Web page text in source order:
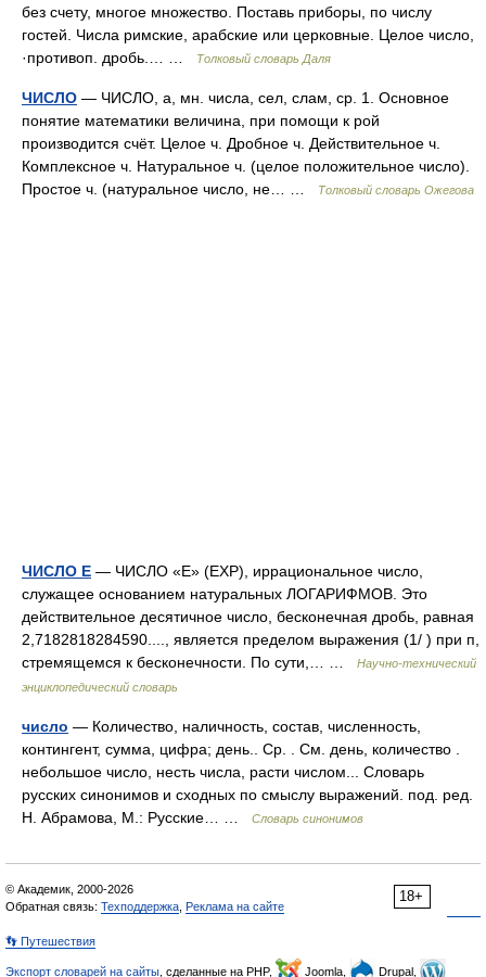
без счету, многое множество. Поставь приборы, по числу
гостей. Числа римские, арабские или церковные. Целое число,
·противоп. дробь.… …
Толковый словарь Даля
ЧИСЛО — ЧИСЛО, а, мн. числа, сел, слам, ср. 1. Основное
понятие математики величина, при помощи к рой
производится счёт. Целое ч. Дробное ч. Действительное ч.
Комплексное ч. Натуральное ч. (целое положительное число).
Простое ч. (натуральное число, не… …
Толковый словарь Ожегова
ЧИСЛО Е — ЧИСЛО «Е» (ЕХР), иррациональное число,
служащее основанием натуральных ЛОГАРИФМОВ. Это
действительное десятичное число, бесконечная дробь, равная
2,7182818284590...., является пределом выражения (1/ ) при п,
стремящемся к бесконечности. По сути,… …
Научно-технический
энциклопедический словарь
число — Количество, наличность, состав, численность,
контингент, сумма, цифра; день.. Ср. . См. день, количество .
небольшое число, несть числа, расти числом... Словарь
русских синонимов и сходных по смыслу выражений. под. ред.
Н. Абрамова, М.: Русские… …
Словарь синонимов
18+
© Академик, 2000-2026
Обратная связь: Техподдержка Реклама на сайте
👣 Путешествия
Экспорт словарей на сайты , сделанные на PHP, Joomla, Drupal,